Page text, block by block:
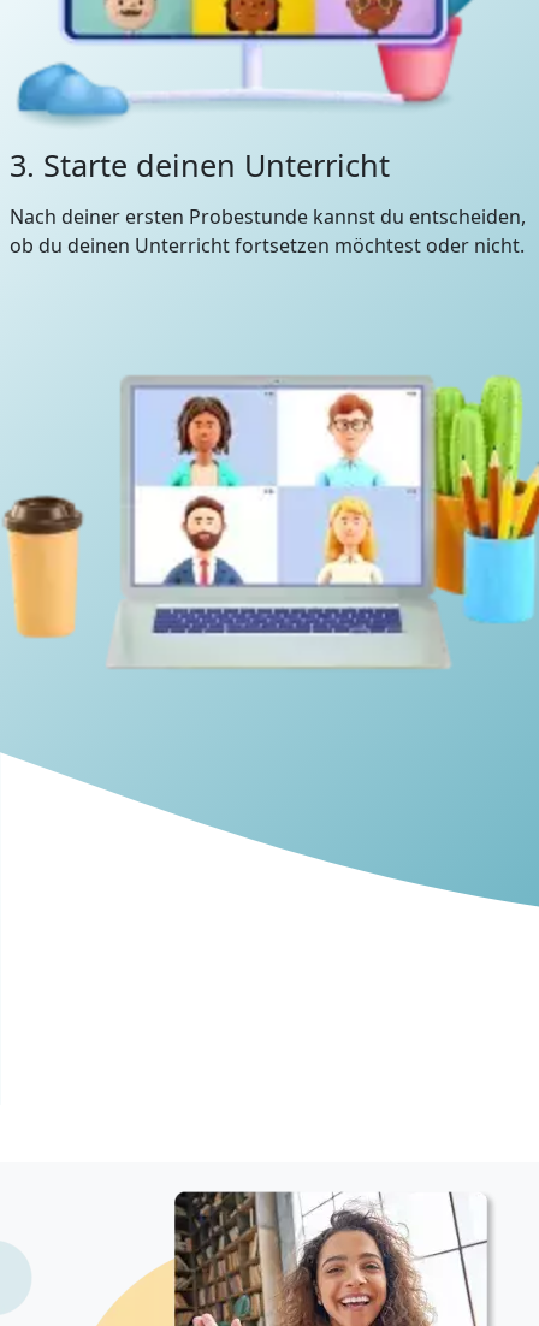
3. Starte deinen Unterricht
Nach deiner ersten Probestunde kannst du entscheiden,
ob du deinen Unterricht fortsetzen möchtest oder nicht.